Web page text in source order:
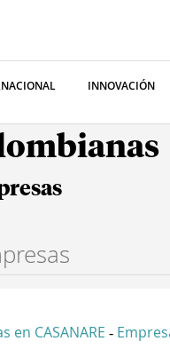
INNOVACIÓN
en CASANARE -